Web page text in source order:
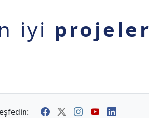
iyi projeler